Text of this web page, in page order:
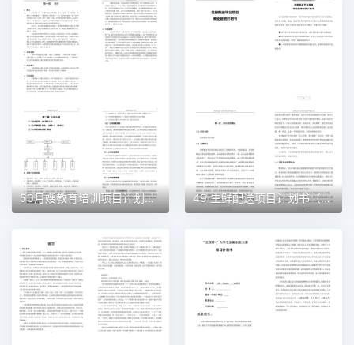
50月嫂教育培训项目计划书（word＋ppt配套）创业计划书word模板 49 生鲜配送项目计划书（word＋ppt配套）创业计划书word模板